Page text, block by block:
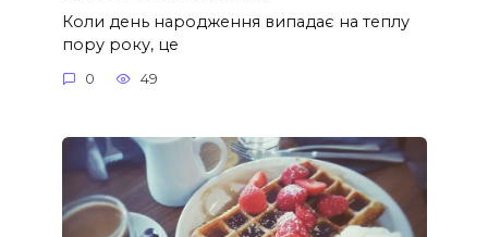
Коли день народження випадає на теплу
пору року, це
0 49